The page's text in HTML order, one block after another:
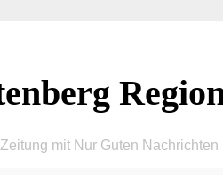
mit Nur Guten Nachrichten